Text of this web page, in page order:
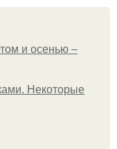
и осенью –
Некоторые